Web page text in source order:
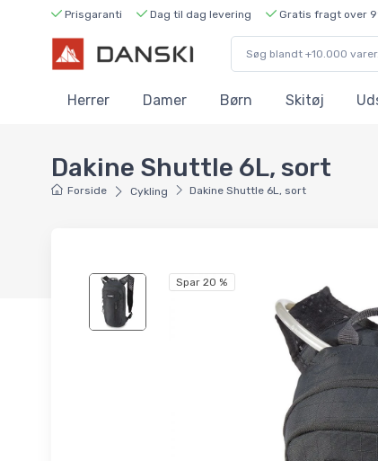
Prisgaranti Dag til dag levering Gratis fragt over
Herrer Damer Børn Skitøj
Dakine Shuttle 6L, sort
Forside Cykling Dakine Shuttle 6L, sort
Spar 20 %